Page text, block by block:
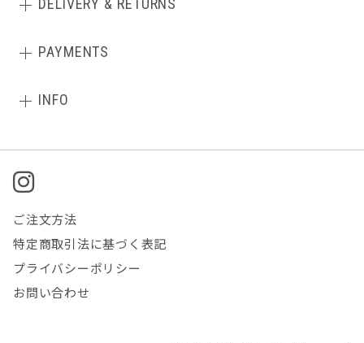
DELIVERY & RETURNS
PAYMENTS
INFO
ご注文方法
特定商取引法に基づく表記
プライバシーポリシー
お問い合わせ